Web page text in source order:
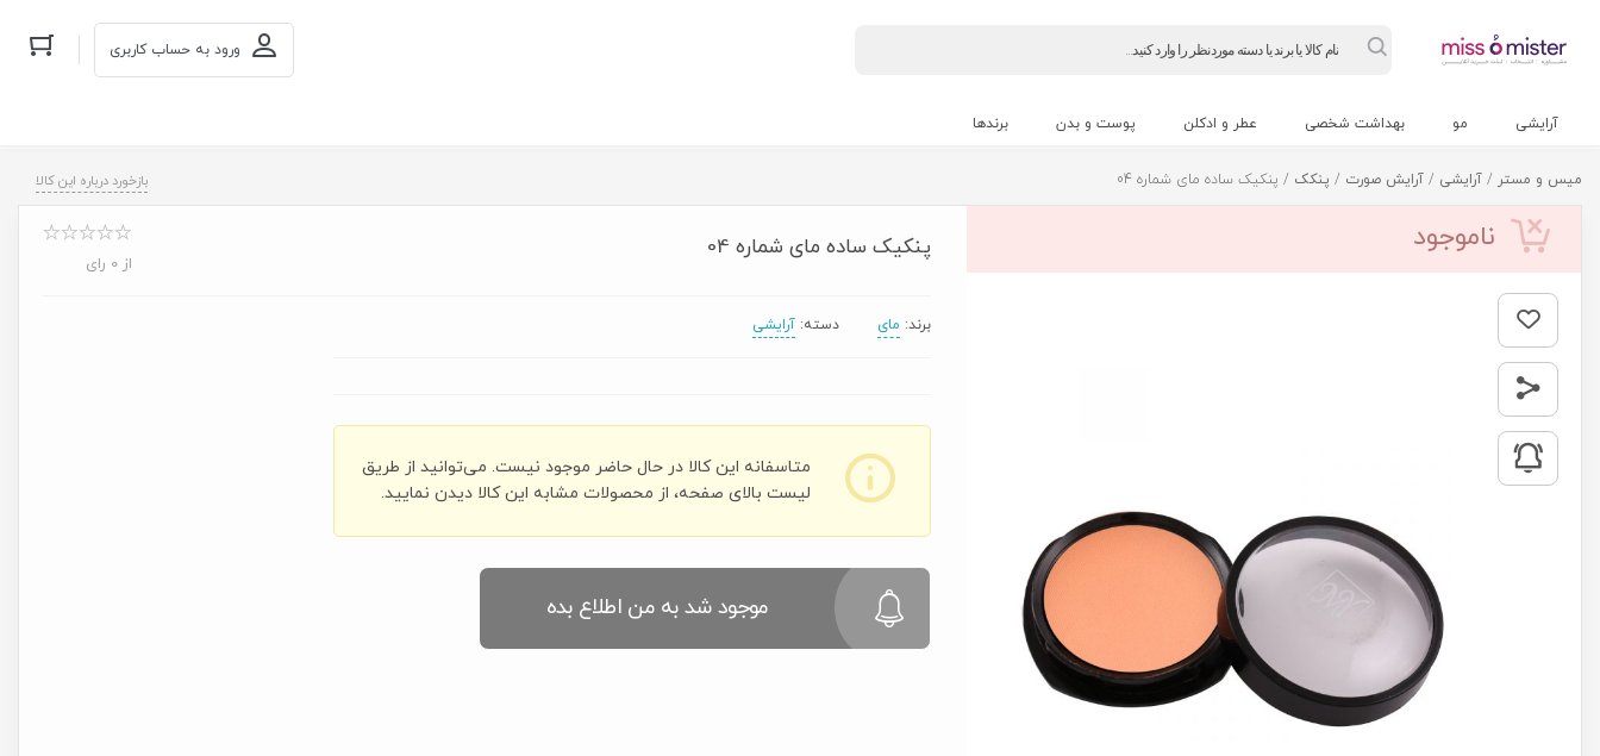
Products
search ورود به حساب کاربری
آرایشی مو بهداشت شخصی عطر و ادکلن پوست و بدن برندها
بازخورد درباره این کالا میس و مستر / آرایشی / آرایش صورت / پنکک / پنكيک ساده مای شماره 04
پنكيک ساده مای شماره 04
از 0 رای
برند: مای دسته: آرایشی
متاسفانه این کالا در حال حاضر موجود نیست. می‌توانید از طریق
لیست بالای صفحه، از محصولات مشابه این کالا دیدن نمایید.
موجود شد به من اطلاع بده
ناموجود